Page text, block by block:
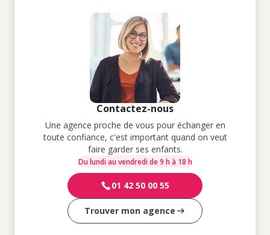
Contactez-nous
Une agence proche de vous pour échanger en
toute confiance, c'est important quand on veut
faire garder ses enfants.
Du lundi au vendredi de 9 h à 18 h
01 42 50 00 55
Trouver mon agence